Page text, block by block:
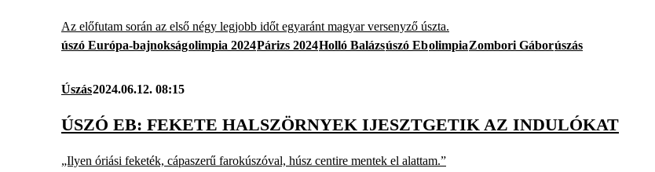
Az előfutam során az első négy legjobb időt egyaránt magyar versenyző úszta.
úszó Európa-bajnokságolimpia 2024Párizs 2024Holló Balázsúszó EbolimpiaZombori Gáborúszás
Úszás2024.06.12. 08:15
ÚSZÓ EB: FEKETE HALSZÖRNYEK IJESZTGETIK AZ INDULÓKAT
„Ilyen óriási feketék, cápaszerű farokúszóval, húsz centire mentek el alattam.”